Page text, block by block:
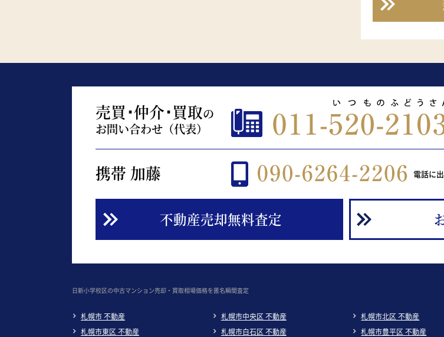
売買･仲介･買取の
お問い合わせ（代表）
携帯 加藤 電話に
不動産売却無料査定
日新小学校区の中古マンション売却・買取相場価格を匿名瞬間査定
札幌市 不動産 札幌市中央区 不動産
札幌市北区 不動産
札幌市東区 不動産
札幌市白石区 不動産 札幌市豊平区 不動産